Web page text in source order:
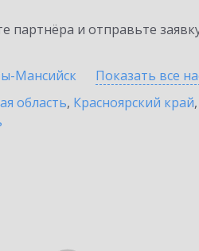
и отправьте
Мансийск Показать все
область, Красноярский край,